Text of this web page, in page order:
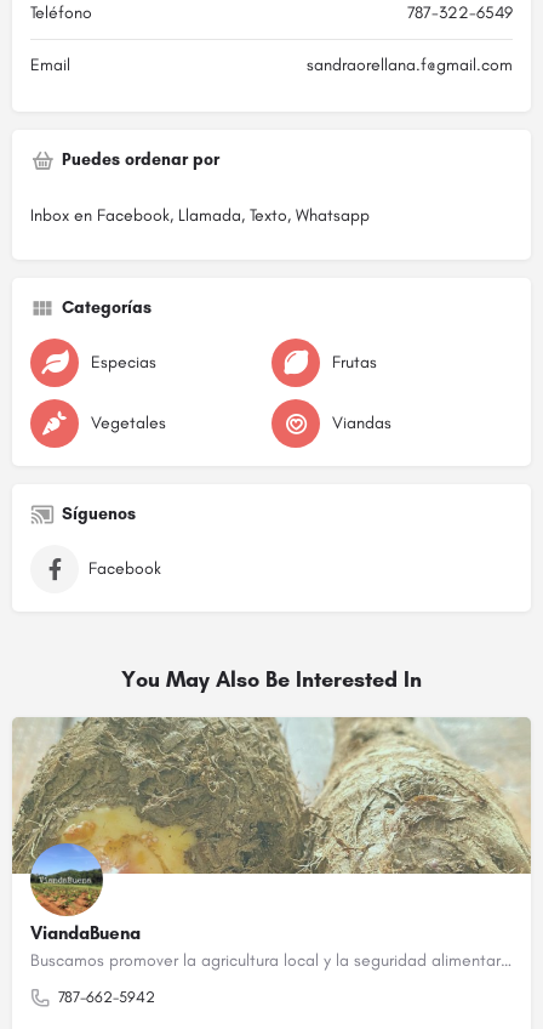
Teléfono 787-322-6549
Email sandraorellana.f@gmail.com
Puedes ordenar por
Inbox en Facebook, Llamada, Texto, Whatsapp
Categorías
Especias Frutas
Vegetales Viandas
Síguenos
Facebook
You May Also Be Interested In
ViandaBuena
Buscamos promover la agricultura local y la seguridad alimentaria
787-662-5942